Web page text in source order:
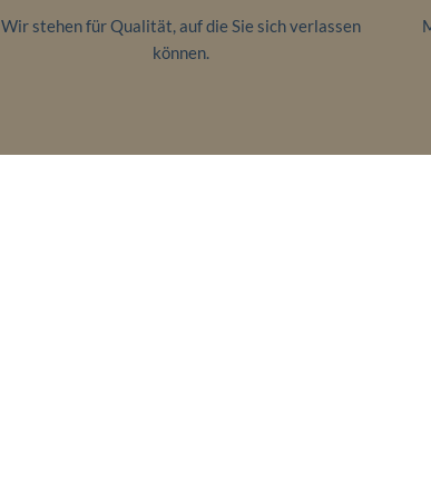
Wir stehen für Qualität, auf die Sie sich verlassen
können.